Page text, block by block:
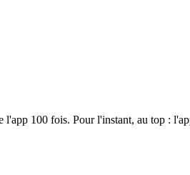
100 fois. Pour l'instant, au top :